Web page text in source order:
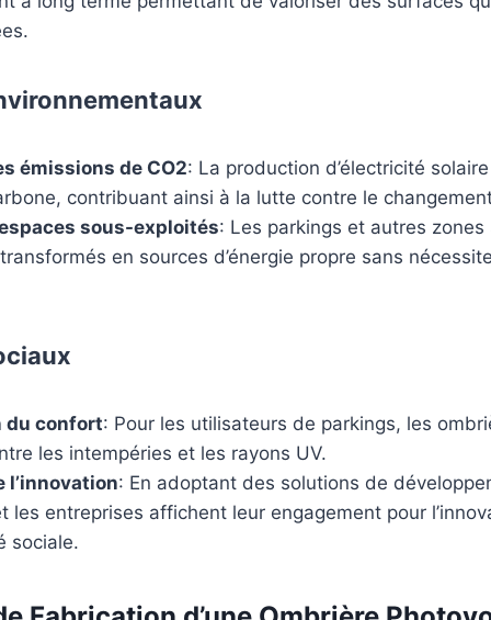
émissions de CO2: La production d’électricité
contribuant ainsi à la lutte contre le
sous-exploités: Les parkings et autres zones
en sources d’énergie propre sans
du confort: Pour les utilisateurs de parkings, les
les intempéries et les rayons UV.
l’innovation: En adoptant des solutions de
les entreprises affichent leur engagement pour
sociale.